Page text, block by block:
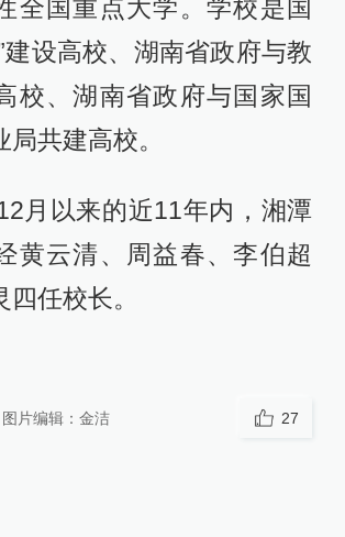
全国重点大学。学校是国
建设高校、湖南省政府与教
校、湖南省政府与国家国
共建高校。
月以来的近11年内，湘潭
黄云清、周益春、李伯超
任校长。
图片编辑： 金洁 27